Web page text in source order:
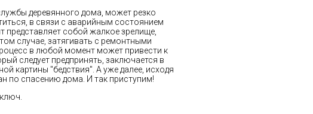
деревянного дома, может резко
в связи с аварийным состоянием
собой жалкое зрелище,
случае, затягивать с ремонтными
в любой момент может привести к
следует предпринять, заключается в
картины "бедствия". А уже далее, исходя
по спасению дома. И так приступим!